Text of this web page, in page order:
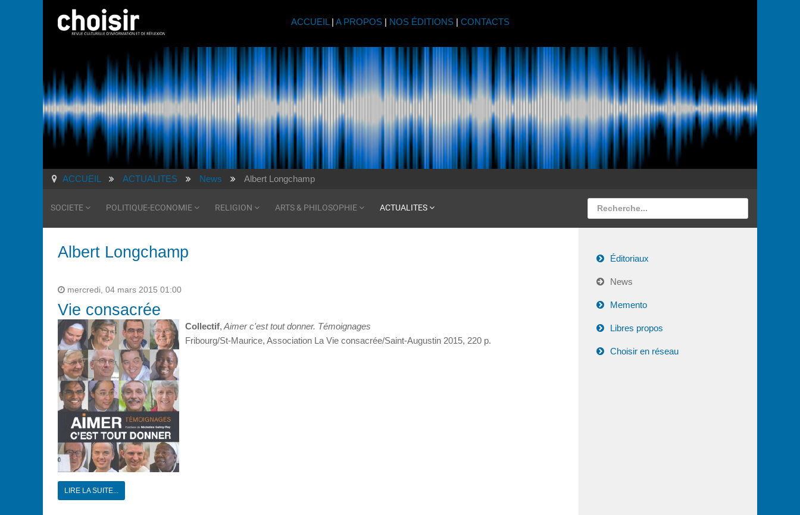
ACCUEIL | A PROPOS| NOS ÉDITIONS| CONTACTS
ACCUEIL ACTUALITES News Albert Longchamp
SOCIETE POLITIQUE-ECONOMIE RELIGION ARTS & PHILOSOPHIE ACTUALITES
Albert Longchamp
mercredi, 04 mars 2015 01:00
Vie consacrée
Collectif, Aimer c'est tout donner. Témoignages
Fribourg/St-Maurice, Association La Vie consacrée/Saint-Augustin 2015, 220 p.
LIRE LA SUITE...
Éditoriaux
News
Memento
Libres propos
Choisir en réseau